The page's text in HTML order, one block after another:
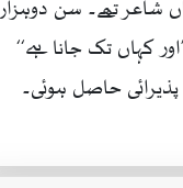
شاعر تھے۔ سن دوہزار
کہاں تک جانا ہے‘‘
حاصل ہوئی۔